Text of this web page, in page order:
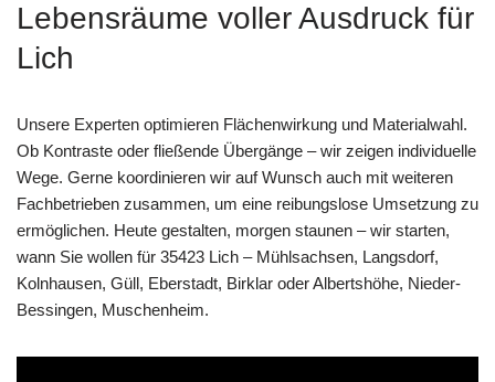
Lebensräume voller Ausdruck für
Lich
Unsere Experten optimieren Flächenwirkung und Materialwahl.
Ob Kontraste oder fließende Übergänge – wir zeigen individuelle
Wege. Gerne koordinieren wir auf Wunsch auch mit weiteren
Fachbetrieben zusammen, um eine reibungslose Umsetzung zu
ermöglichen. Heute gestalten, morgen staunen – wir starten,
wann Sie wollen für 35423 Lich – Mühlsachsen, Langsdorf,
Kolnhausen, Güll, Eberstadt, Birklar oder Albertshöhe, Nieder-
Bessingen, Muschenheim.